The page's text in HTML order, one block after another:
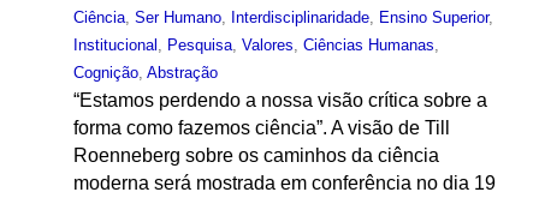
Ciência, Ser Humano, Interdisciplinaridade, Ensino Superior,
Institucional
Pesquisa, Valores Ciências Humanas
Cognição, Abstração
“Estamos perdendo a nossa visão crítica sobre a
forma como fazemos ciência”. A visão de Till
Roenneberg sobre os caminhos da ciência
moderna será mostrada em conferência no dia 19